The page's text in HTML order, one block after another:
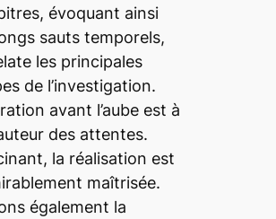
évoquant ainsi
sauts temporels,
les principales
de l’investigation.
avant l’aube est à
des attentes.
la réalisation est
maîtrisée.
également la